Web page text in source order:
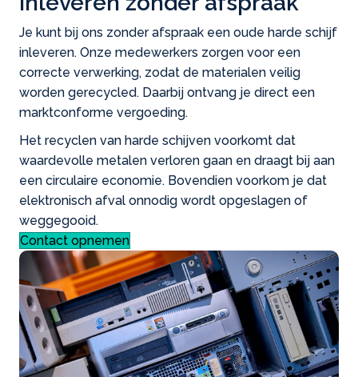
Je kunt bij ons zonder afspraak een oude harde schijf
inleveren. Onze medewerkers zorgen voor een
correcte verwerking, zodat de materialen veilig
worden gerecycled. Daarbij ontvang je direct een
marktconforme vergoeding.
Het recyclen van harde schijven voorkomt dat
waardevolle metalen verloren gaan en draagt bij aan
een circulaire economie. Bovendien voorkom je dat
elektronisch afval onnodig wordt opgeslagen of
weggegooid.
Contact opnemen